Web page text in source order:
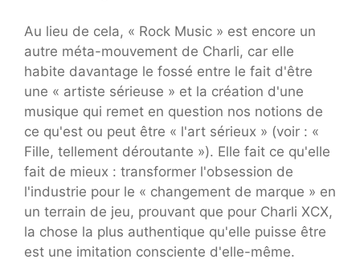
Au lieu de cela, « Rock Music » est encore un
autre méta-mouvement de Charli, car elle
habite davantage le fossé entre le fait d'être
une « artiste sérieuse » et la création d'une
musique qui remet en question nos notions de
ce qu'est ou peut être « l'art sérieux » (voir : «
Fille, tellement déroutante »). Elle fait ce qu'elle
fait de mieux : transformer l'obsession de
l'industrie pour le « changement de marque » en
un terrain de jeu, prouvant que pour Charli XCX,
la chose la plus authentique qu'elle puisse être
est une imitation consciente d'elle-même.